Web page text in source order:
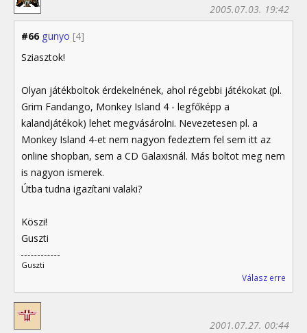
#66 gunyo [4]
2005.07.03. 19:42
Sziasztok!
Olyan játékboltok érdekelnének, ahol régebbi játékokat (pl.
Grim Fandango, Monkey Island 4 - legfőképp a
kalandjátékok) lehet megvásárolni. Nevezetesen pl. a
Monkey Island 4-et nem nagyon fedeztem fel sem itt az
online shopban, sem a CD Galaxisnál. Más boltot meg nem
is nagyon ismerek.
Útba tudna igazítani valaki?
Köszi!
Guszti
Guszti
Válasz erre
2001.07.27. 00:44